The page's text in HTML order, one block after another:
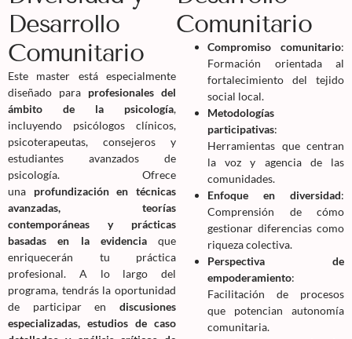
Desarrollo
Comunitario
Este master está especialmente
diseñado para profesionales del
ámbito de la psicología,
incluyendo psicólogos clínicos,
psicoterapeutas, consejeros y
estudiantes avanzados de
psicología. Ofrece
una profundización en técnicas
avanzadas, teorías
contemporáneas y prácticas
basadas en la evidenciaque
enriquecerán tu práctica
profesional. A lo largo del
programa, tendrás la oportunidad
de participar en discusiones
especializadas, estudios de caso
Comunitario
Compromiso comunitario:
Formación orientada al
fortalecimiento del tejido
social local.
Metodologías
participativas:
Herramientas que centran
la voz y agencia de las
comunidades.
Enfoque en diversidad:
Comprensión de cómo
gestionar diferencias como
riqueza colectiva.
Perspectiva de
empoderamiento:
Facilitación de procesos
que potencian autonomía
comunitaria.